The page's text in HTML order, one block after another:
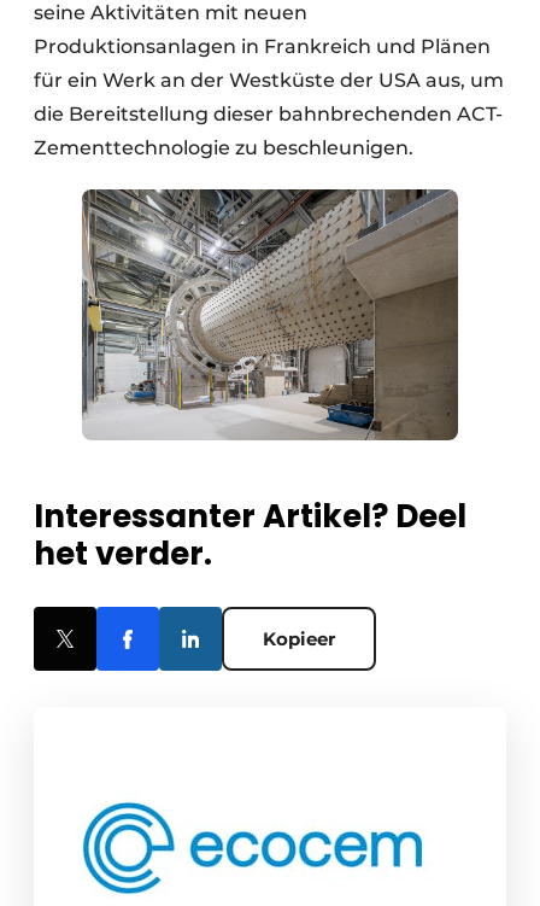
seine Aktivitäten mit neuen
Produktionsanlagen in Frankreich und Plänen
für ein Werk an der Westküste der USA aus, um
die Bereitstellung dieser bahnbrechenden ACT-
Zementtechnologie zu beschleunigen.
Interessanter Artikel? Deel
het verder.
Kopieer